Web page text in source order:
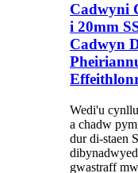
Cadwyni
i 20mm
Cadwyn
Wedi'u
a chadw
dur di-staen
gwastraff